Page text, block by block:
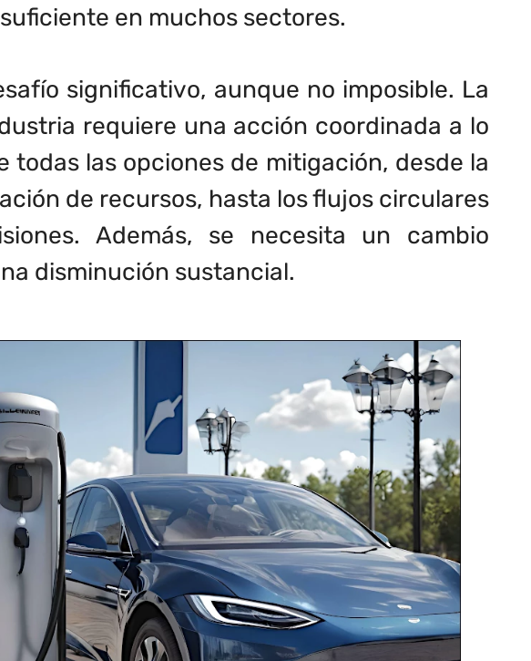
en muchos sectores.
significativo, aunque no imposible. La
requiere una acción coordinada a lo
todas las opciones de mitigación, desde la
de recursos, hasta los flujos circulares
Además, se necesita un cambio
disminución sustancial.